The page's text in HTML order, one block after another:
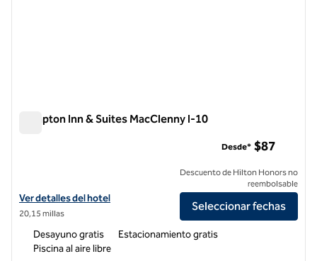
Hampton Inn & Suites MacClenny I-10
Ver detalles del hotel Hampton Inn & Suites MacClenny I-10
Ver detalles del hotel
20,15 millas
Desde* $87
Descuento de Hilton Honors no
reembolsable
Seleccionar fechas
Desayuno gratis
Estacionamiento gratis
Piscina al aire libre